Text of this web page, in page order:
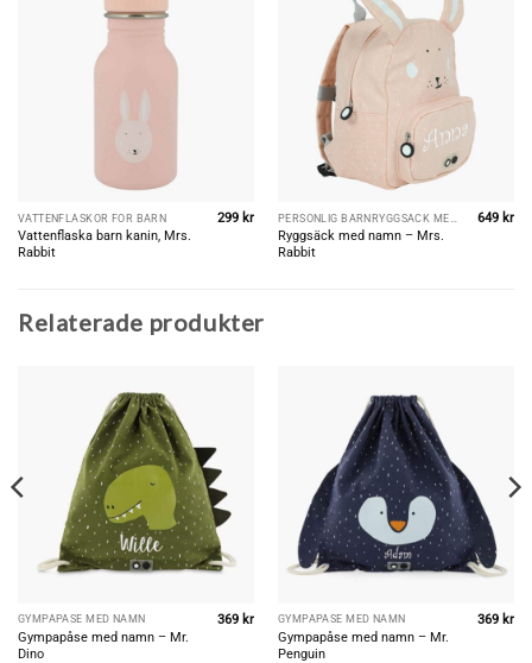
VATTENFLASKOR FÖR BARN
Vattenflaska barn kanin, Mrs.
Rabbit
299 kr
Ryggsäck med namn – Mrs.
Rabbit
649 kr
Relaterade produkter
GYMPAPÅSE MED NAMN
Gympapåse med namn – Mr.
Dino
369kr GYMPAPÅSE MED NAMN
Gympapåse med namn – Mr.
Penguin
369kr